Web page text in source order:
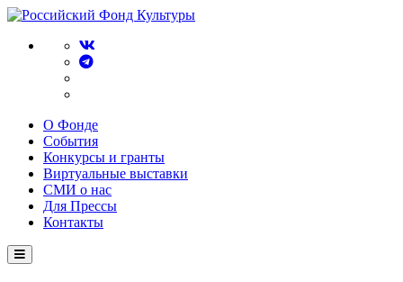
О Фонде
События
Конкурсы и гранты
Виртуальные выставки
СМИ о нас
Для Прессы
Контакты